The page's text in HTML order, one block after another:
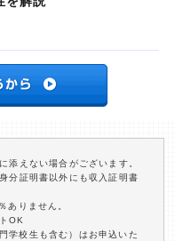
えない場合がございます。
分証明書以外にも収入証明書
ありません。
OK
学校生も含む）はお申込いた